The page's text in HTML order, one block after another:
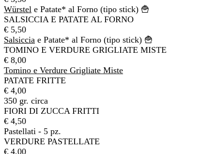
Würstel e Patate* al Forno (tipo stick) 🍟
SALSICCIA E PATATE AL FORNO
€ 5,50
Salsiccia e Patate* al Forno (tipo stick) 🍟
TOMINO E VERDURE GRIGLIATE MISTE
€ 8,00
Tomino e Verdure Grigliate Miste
PATATE FRITTE
€ 4,00
350 gr. circa
FIORI DI ZUCCA FRITTI
€ 4,50
Pastellati - 5 pz.
VERDURE PASTELLATE
€ 4,00